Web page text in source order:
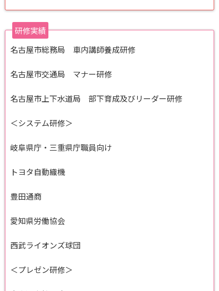
研修実績
名古屋市総務局 車内講師養成研修
名古屋市交通局 マナー研修
名古屋市上下水道局 部下育成及びリーダー研修
＜システム研修＞
岐阜県庁・三重県庁職員向け
トヨタ自動織機
豊田通商
愛知県労働協会
西武ライオンズ球団
＜プレゼン研修＞